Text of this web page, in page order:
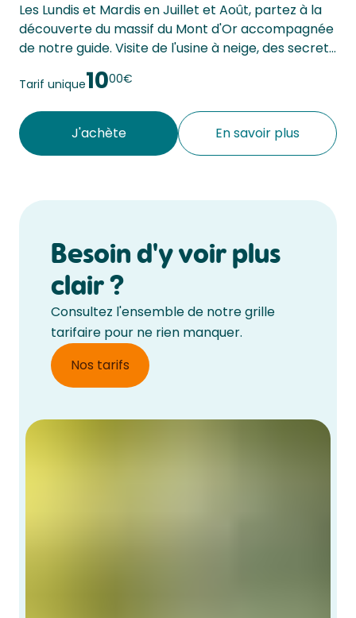
Les Lundis et Mardis en Juillet et Août, partez à la
découverte du massif du Mont d'Or accompagnée
de notre guide. Visite de l'usine à neige, des secrets
du Morond.
Tarif unique1000€
J'achète En savoir plus
Besoin d'y voir plus
clair ?
Consultez l'ensemble de notre grille
tarifaire pour ne rien manquer.
Nos tarifs